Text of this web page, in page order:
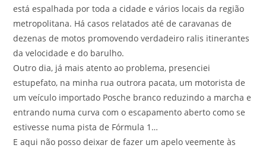
está espalhada por toda a cidade e vários locais da região
metropolitana. Há casos relatados até de caravanas de
dezenas de motos promovendo verdadeiro ralis itinerantes
da velocidade e do barulho.
Outro dia, já mais atento ao problema, presenciei
estupefato, na minha rua outrora pacata, um motorista de
um veículo importado Posche branco reduzindo a marcha e
entrando numa curva com o escapamento aberto como se
estivesse numa pista de Fórmula 1…
E aqui não posso deixar de fazer um apelo veemente às